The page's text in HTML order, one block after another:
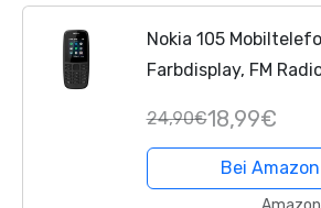
Nokia 105
Farbdisplay, FM
24,90€18,99€
Bei